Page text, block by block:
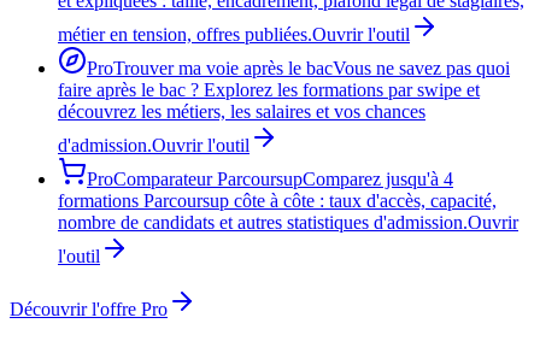
métier en tension, offres publiées.Ouvrir l'outil
ProTrouver ma voie après le bacVous ne savez pas quoi
faire après le bac ? Explorez les formations par swipe et
découvrez les métiers, les salaires et vos chances
d'admission.Ouvrir l'outil
ProComparateur ParcoursupComparez jusqu'à 4
formations Parcoursup côte à côte : taux d'accès, capacité,
nombre de candidats et autres statistiques d'admission.Ouvrir
l'outil
Découvrir l'offre Pro